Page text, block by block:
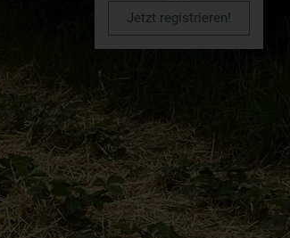
Jetzt registrieren!